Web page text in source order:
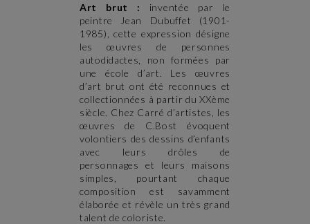
Art brut : inventée par le
peintre Jean Dubuffet (1901-
1985), cette expression désigne
les œuvres de personnes
autodidactes, non formées par
une école d’art. Les œuvres
d’art brut ont été reconnues et
collectionnées à partir du XXème
siècle. Chez Carré d’artistes, les
œuvres de C.Bost évoquent
volontiers des dessins d’enfants
avec leurs drôles de
personnages et leurs maisons
simples, pourtant chaque
composition est savamment
élaborée et révèle un très grand
talent de coloriste.